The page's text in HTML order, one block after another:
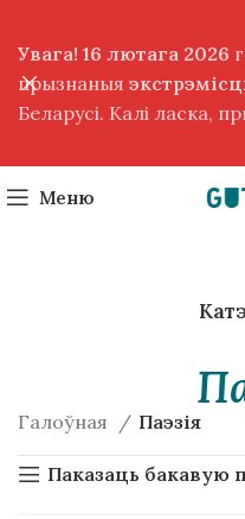
Меню
Галоўная Паэзія
Паказаць бакавую
Увага! 16 лютага 2026
прызнаныя
Беларусі. Калі ласка,